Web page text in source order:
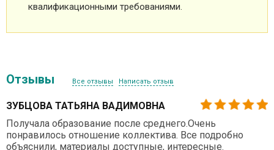
квалификационными требованиями.
Отзывы Все отзывы Написать отзыв
ЗУБЦОВА ТАТЬЯНА ВАДИМОВНА
Получала образование после среднего.Очень
понравилось отношение коллектива. Все подробно
объяснили, материалы доступные, интересные.